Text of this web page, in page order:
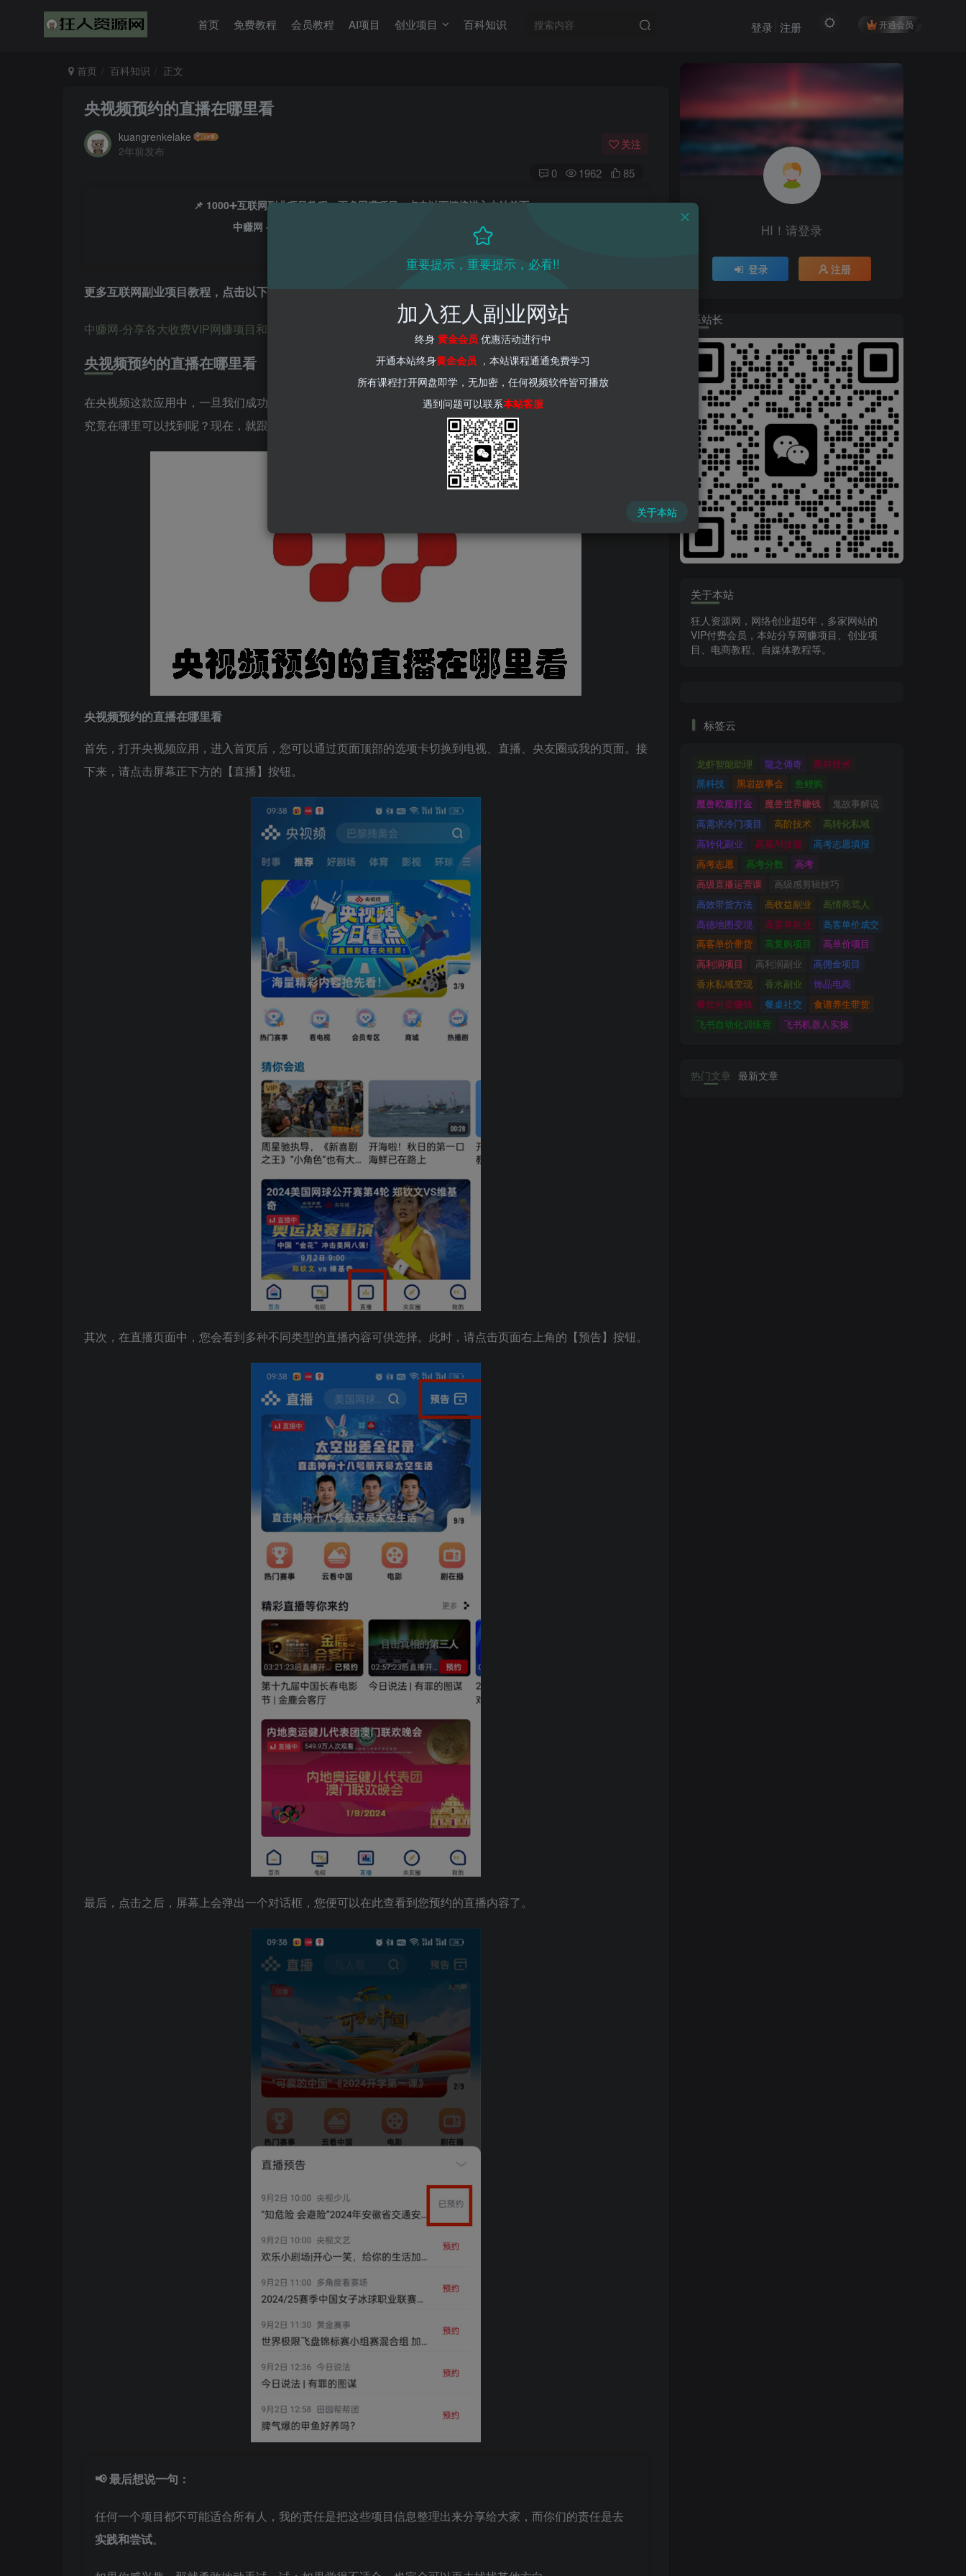
首页 免费教程 会员教程 AI项目 创业项目 百科知识 开通会员
登录 注册
首页 百科知识 正文
央视频预约的直播在哪里看
kuangrenkelake
2年前发布
关注
0 1962 85
📌 1000➕互联网副业项目教程，更多网赚项目，点击以下链接进入本站首页：
中赚网 - 分享各大收费VIP网赚项目和创业教程 - 狂人资源网
更多互联网副业项目教程，点击以下链接进入本站首页
中赚网-分享各大收费VIP网赚项目和创业教程-狂人资源网 (kr-ai-tool.com)
央视频预约的直播在哪里看
在央视频这款应用中，一旦我们成功预约了直播，就可以轻松查看相关信息。许多用户可能会好奇，预约的直播
究竟在哪里可以找到呢？现在，就跟随小编一起来了解一下查看预约直播的具体方法吧。
央视频预约的直播在哪里看
首先，打开央视频应用，进入首页后，您可以通过页面顶部的选项卡切换到电视、直播、央友圈或我的页面。接
下来，请点击屏幕正下方的【直播】按钮。
其次，在直播页面中，您会看到多种不同类型的直播内容可供选择。此时，请点击页面右上角的【预告】按钮。
最后，点击之后，屏幕上会弹出一个对话框，您便可以在此查看到您预约的直播内容了。
📢 最后想说一句：
任何一个项目都不可能适合所有人，我的责任是把这些项目信息整理出来分享给大家，而你们的责任是去
实践和尝试。
HI！请登录
登录 注册
HI！请登录
登录 注册
联系站长
关于本站
狂人资源网，网络创业超5年，多家网站的
VIP付费会员，本站分享网赚项目、创业项
目、电商教程、自媒体教程等。
标签云
龙虾智能助理 龍之傳奇
黑科技🥣
黑科技
黑岩故事会
鱼鲤购
魔兽欧服打金
魔兽世界赚钱
鬼故事解说
高需求冷门项目
高阶技术
高转化私域
高转化副业
高薪AI技能
高考志愿填报
高考志愿
高考分数
高考
高级直播运营课
高级感剪辑技巧
高效带货方法
高收益副业
高情商骂人
高德地图变现
高客单副业
高客单价成交
高客单价带货
高复购项目
高单价项目
高利润项目
高利润副业
高佣金项目
香水私域变现
香水副业
饰品电商
餐饮外卖赚钱
餐桌社交
食谱养生带货
飞书自动化训练营
飞书机器人实操
热门文章 最新文章
重要提示，重要提示，必看!!
加入狂人副业网站
终身 黄金会员 优惠活动进行中
开通本站终身黄金会员 ，本站课程通通免费学习
所有课程打开网盘即学，无加密，任何视频软件皆可播放
遇到问题可以联系本站客服
关于本站